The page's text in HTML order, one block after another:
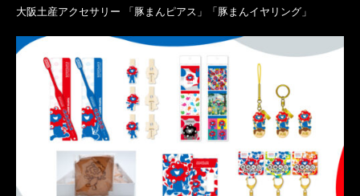
大阪土産アクセサリー 「豚まんピアス」「豚まんイヤリング」